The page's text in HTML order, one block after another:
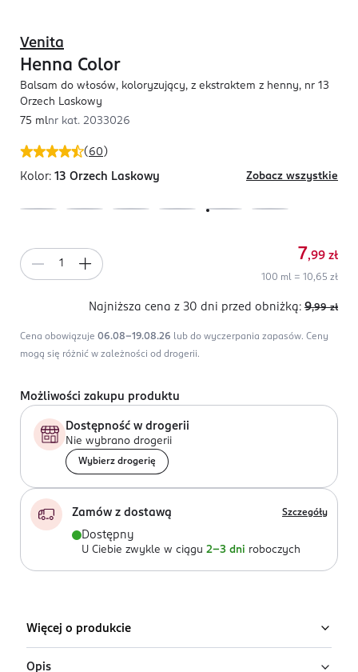
( 60 )
Venita
Henna Color
Balsam do włosów, koloryzujący, z ekstraktem z henny, nr 13
Orzech Laskowy
75 mlnr kat. 2033026
Kolor: 13 Orzech Laskowy Zobacz wszystkie
7,99 zł
100 ml = 10,65 zł
Najniższa cena z 30 dni przed obniżką: 9,99 zł
Cena obowiązuje 06.08-19.08.26 lub do wyczerpania zapasów. Ceny
mogą się różnić w zależności od drogerii.
Możliwości zakupu produktu
Dostępność w drogerii
Nie wybrano drogerii
Wybierz drogerię
Zamów z dostawą Szczegóły
Dostępny
U Ciebie zwykle w ciągu 2-3 dni roboczych
Więcej o produkcie
Opis